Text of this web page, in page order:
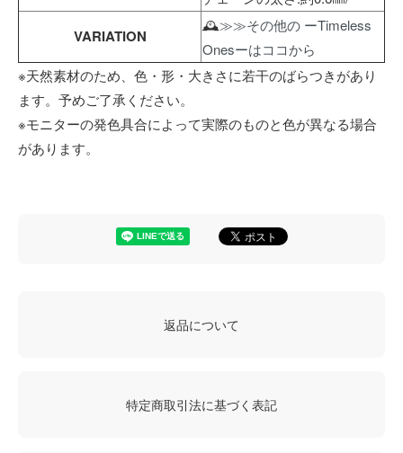
VARIATION
🕰≫≫その他の ーTimeless
Onesーはココから
※天然素材のため、色・形・大きさに若干のばらつきがあり
ます。予めご了承ください。
※モニターの発色具合によって実際のものと色が異なる場合
があります。
返品について
特定商取引法に基づく表記